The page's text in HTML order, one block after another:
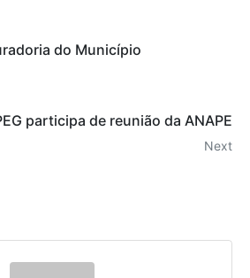
do Município
participa de reunião da ANAPE
Next